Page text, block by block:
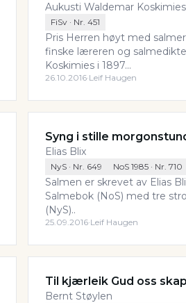
Aukusti Waldemar Koskimies
FiSv · Nr. 451
Pris Herren høyt med
finske læreren og
Koskimies i 1897...
26.10.2016·Leif Haugen
Syng i stille
Elias Blix
NyS · Nr. 649 NoS 1985 · Nr. 710
Salmen er skrevet av Elias
Salmebok (NoS) med tre
(NyS)..
25.09.2016·Leif Haugen
Til kjærleik Gud oss
Bernt Støylen